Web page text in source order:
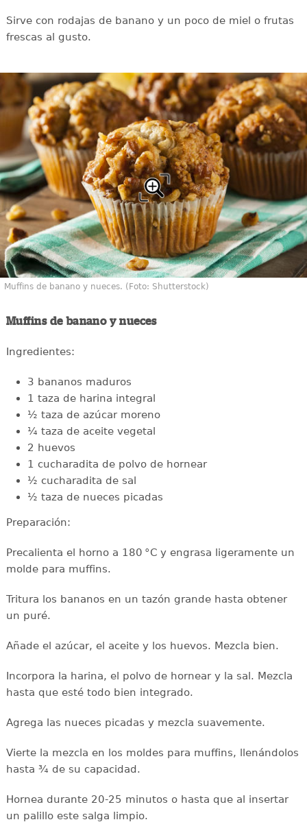
Sirve con rodajas de banano y un poco de miel o frutas
frescas al gusto.
Muffins de banano y nueces. (Foto: Shutterstock)
Muffins de banano y nueces
Ingredientes:
3 bananos maduros
1 taza de harina integral
½ taza de azúcar moreno
¼ taza de aceite vegetal
2 huevos
1 cucharadita de polvo de hornear
½ cucharadita de sal
½ taza de nueces picadas
Preparación:
Precalienta el horno a 180 °C y engrasa ligeramente un
molde para muffins.
Tritura los bananos en un tazón grande hasta obtener
un puré.
Añade el azúcar, el aceite y los huevos. Mezcla bien.
Incorpora la harina, el polvo de hornear y la sal. Mezcla
hasta que esté todo bien integrado.
Agrega las nueces picadas y mezcla suavemente.
Vierte la mezcla en los moldes para muffins, llenándolos
hasta ¾ de su capacidad.
Hornea durante 20-25 minutos o hasta que al insertar
un palillo este salga limpio.